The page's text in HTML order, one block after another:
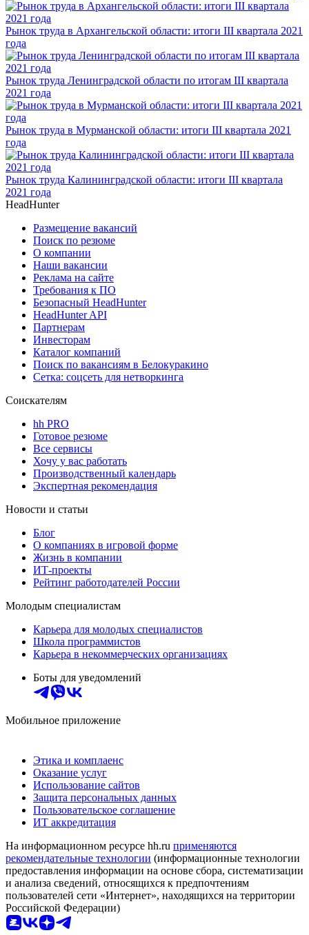
Рынок труда в Архангельской области: итоги III квартала 2021
года
Рынок труда Ленинградской области по итогам III квартала
2021 года
Рынок труда в Мурманской области: итоги III квартала 2021
года
Рынок труда Калининградской области: итоги III квартала
2021 года
HeadHunter
Размещение вакансий
Поиск по резюме
О компании
Наши вакансии
Реклама на сайте
Требования к ПО
Безопасный HeadHunter
HeadHunter API
Партнерам
Инвесторам
Каталог компаний
Поиск по вакансиям в Белокуракино
Сетка: соцсеть для нетворкинга
Соискателям
hh PRO
Готовое резюме
Все сервисы
Хочу у вас работать
Производственный календарь
Экспертная рекомендация
Новости и статьи
Блог
О компаниях в игровой форме
Жизнь в компании
ИТ-проекты
Рейтинг работодателей России
Молодым специалистам
Карьера для молодых специалистов
Школа программистов
Карьера в некоммерческих организациях
Боты для уведомлений
Мобильное приложение
Этика и комплаенс
Оказание услуг
Использование сайтов
Защита персональных данных
Пользовательское соглашение
ИТ аккредитация
На информационном ресурсе hh.ru применяются
рекомендательные технологии (информационные технологии
предоставления информации на основе сбора, систематизации
и анализа сведений, относящихся к предпочтениям
пользователей сети «Интернет», находящихся на территории
Российской Федерации)